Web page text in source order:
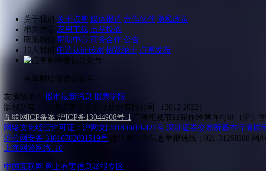
关于我们 关于点掌 媒体报道 合作伙伴 隐私政策
相关信息 应用下载 点掌投教
联系我们
帮助中心 商务合作 公告
加入我们
申请认证砖家 招贤纳士 点掌发布
点掌财经微信公众号
友情链接： 股市最新消息 股票学院
版权所有：
上海点掌文化科技股份有限公司 （2012-2022）
互联网ICP备案 沪ICP备13044908号-1 广播电视节目制作经营许可证（沪）
网络文化经营许可证：沪网文[2018]6619-427号 深圳证券交易所基本行情展
沪公网安备 31010702001519号 违法和不良信息举报热线：021-31268888 网
上海网警网络110
中国互联网 网上有害信息举报专区